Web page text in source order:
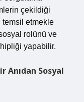
çekildiği
temsil etmekle
rolünü ve
yapabilir.
Anıdan Sosyal